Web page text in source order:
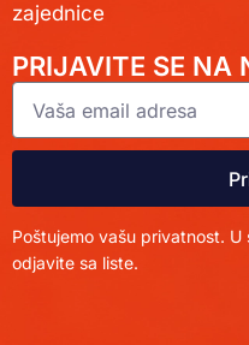
zajednice
PRIJAVITE SE NA
Poštujemo vašu privatnost.
odjavite sa liste.